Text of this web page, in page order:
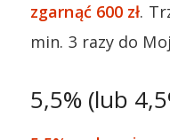
zgarnąć 600 zł.
min. 3 razy do
5,5% (lub